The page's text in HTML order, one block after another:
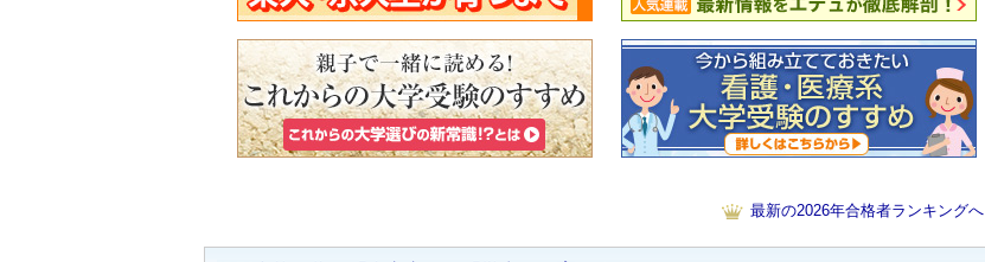
最新の2026年合格者ランキングへ